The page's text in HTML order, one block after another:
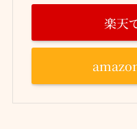
楽天